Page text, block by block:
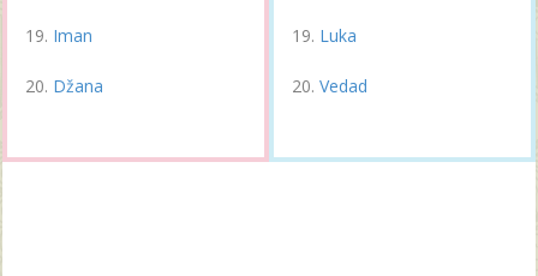
Iman
Džana
Luka
Vedad